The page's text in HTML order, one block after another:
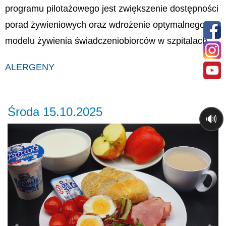
programu pilotażowego jest zwiększenie dostępności
porad żywieniowych oraz wdrożenie optymalnego
modelu żywienia świadczeniobiorców w szpitalach.
ALERGENY
Środa 15.10.2025
Previous
🔊